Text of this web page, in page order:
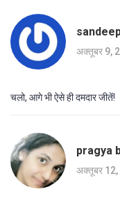
अक्तूबर 9,
चलो, आगे भी ऐसे ही दमदार जीतें!
pragya
अक्तूबर